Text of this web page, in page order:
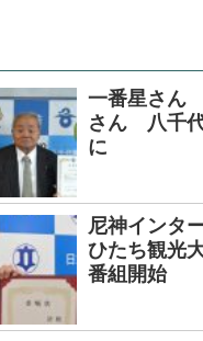
一番星さん
さん 八千
に
尼神インタ
ひたち観光
番組開始